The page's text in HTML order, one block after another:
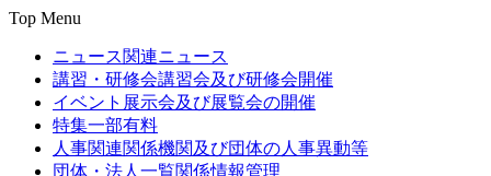
Top Menu
ニュース関連ニュース
講習・研修会講習会及び研修会開催
イベント 展示会及び展覧会の開催
特集一部有料
人事関連関係機関及び団体の人事異動等
団体・法人一覧関係情報管理